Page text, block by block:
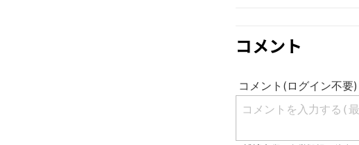
コメント